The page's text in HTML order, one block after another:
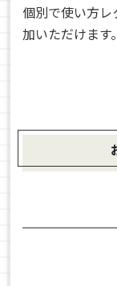
個別で使い方
加いただけます。